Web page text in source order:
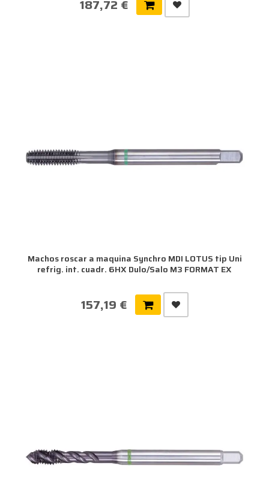
187,72 €
Machos roscar a maquina Synchro MDI LOTUS tip Uni
refrig. int. cuadr. 6HX Dulo/Salo M3 FORMAT EX
157,19 €